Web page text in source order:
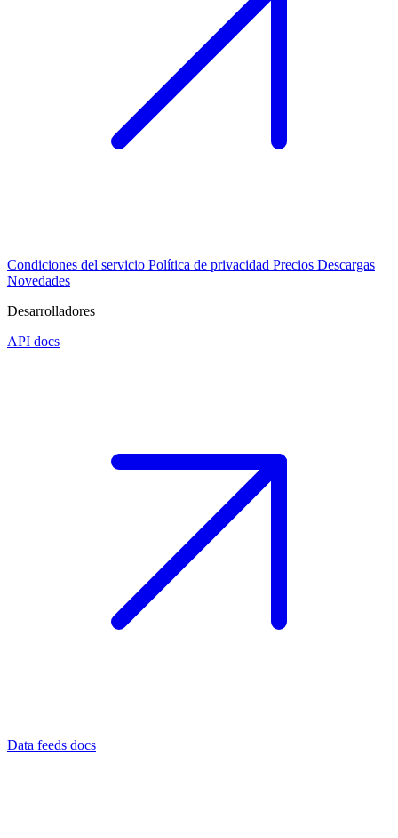
Condiciones del servicio Política de privacidad Precios Descargas
Novedades
Desarrolladores
API docs
Data feeds docs